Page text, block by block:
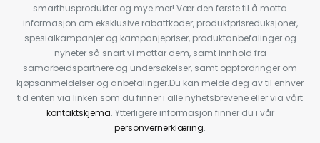
smarthusprodukter og mye mer! Vær den første til å motta
informasjon om eksklusive rabattkoder, produktprisreduksjoner,
spesialkampanjer og kampanjepriser, produktanbefalinger og
nyheter så snart vi mottar dem, samt innhold fra
samarbeidspartnere og undersøkelser, samt oppfordringer om
kjøpsanmeldelser og anbefalinger.Du kan melde deg av til enhver
tid enten via linken som du finner i alle nyhetsbrevene eller via vårt
kontaktskjema. Ytterligere informasjon finner du i vår
personvernerklæring.